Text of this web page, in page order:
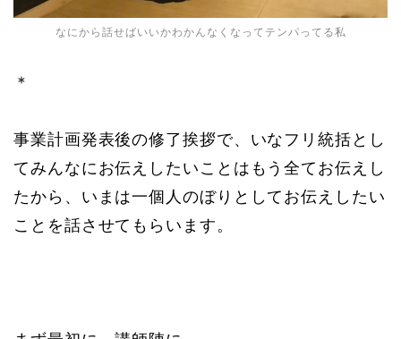
なにから話せばいいかわかんなくなってテンパってる私
＊
事業計画発表後の修了挨拶で、いなフリ統括とし
てみんなにお伝えしたいことはもう全てお伝えし
たから、いまは一個人のぼりとしてお伝えしたい
ことを話させてもらいます。